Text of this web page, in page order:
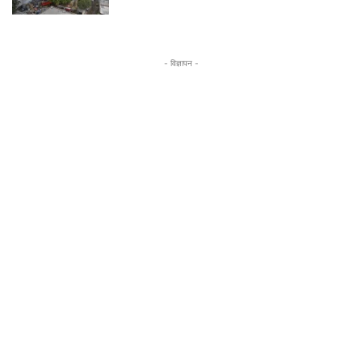
- विज्ञापन -